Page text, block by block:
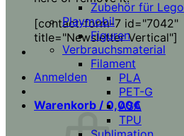
[contact-form-7 id="7042"
title="Newsletter Vertical"]
Anmelden
Warenkorb / 0,00€
Zubehör für Lego
Playmobil
Figuren
Verbrauchsmaterial
Filament
PLA
PET-G
ASA
TPU